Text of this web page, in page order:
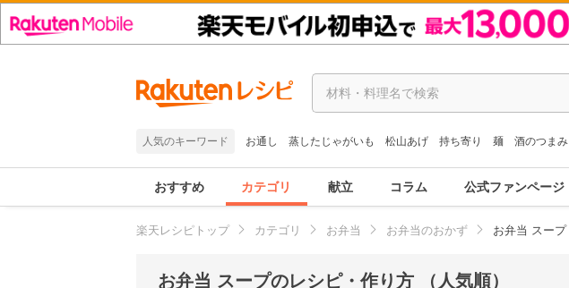
人気のキーワード お通し 蒸したじゃがいも 松山あげ 持ち寄り 麺 酒のつまみ
おすすめ カテゴリ 献立 コラム 公式ファンページ
楽天レシピトップ カテゴリ お弁当 お弁当のおかず お弁当 スープ
お弁当 スープのレシピ・作り方 （人気順）